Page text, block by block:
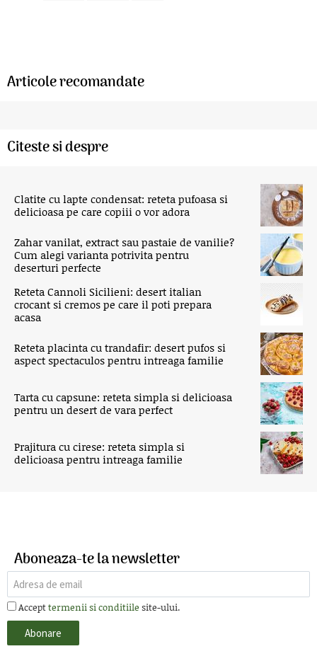
Articole recomandate
Citeste si despre
Clatite cu lapte condensat: reteta pufoasa si
delicioasa pe care copiii o vor adora
Zahar vanilat, extract sau pastaie de vanilie?
Cum alegi varianta potrivita pentru
deserturi perfecte
Reteta Cannoli Sicilieni: desert italian
crocant si cremos pe care il poti prepara
acasa
Reteta placinta cu trandafir: desert pufos si
aspect spectaculos pentru intreaga familie
Tarta cu capsune: reteta simpla si delicioasa
pentru un desert de vara perfect
Prajitura cu cirese: reteta simpla si
delicioasa pentru intreaga familie
Aboneaza-te la newsletter
Accepttermenii si conditiile site-ului.